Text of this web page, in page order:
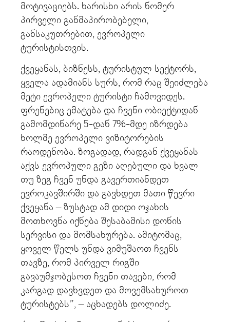
მოტივაციებს. ხარისხი არის ნომერ
პირველი განმაპირობებელი,
განსაკუთრებით, ევროპელი
ტურისტისთვის.
ქვეყანას, ბიზნესს, ტურისტულ სექტორს,
ყველა ადამიანს სურს, რომ რაც შეიძლება
მეტი ევროპელი ტურისტი ჩამოვიდეს.
ფრენებიც ემატება და ჩვენი ობიექტიდან
გამომდინარე 5-დან 7%-მდე იზრდება
ხოლმე ევროპელი ვიზიტორების
რაოდენობა. ზოგადად, რადგან ქვეყანას
აქვს ევროპული გეზი აღებული და ხვალ
თუ ზეგ ჩვენ უნდა გავერთიანდეთ
ევროკავშირში და გავხდეთ მათი წევრი
ქვეყანა – ზუსტად ამ დიდი ოჯახის
მოთხოვნა იქნება შესაბამისი დონის
სერვისი და მომსახურება. ამიტომაც,
ყოველ წელს უნდა ვიმუშაოთ ჩვენს
თავზე, რომ პირველ რიგში
გავაუმჯობესოთ ჩვენი თავები, რომ
კარგად დავხვდეთ და მოვემსახუროთ
ტურისტებს”, – აცხადებს დოლიძე.